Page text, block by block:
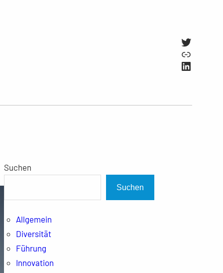
Twitter
Link
Suchen
Suchen
Allgemein
Diversität
Führung
Innovation